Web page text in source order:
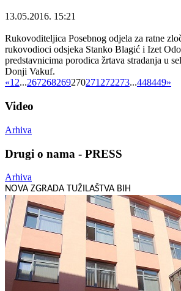
13.05.2016. 15:21
Rukovoditeljica Posebnog odjela za ratne
rukovodioci odsjeka Stanko Blagić i Izet
predstavnicima porodica žrtava stradanja u
Donji Vakuf.
«12...267268269270271272273...448449»
Video
Arhiva
Drugi o nama - PRESS
Arhiva
NOVA ZGRADA TUŽILAŠTVA BIH